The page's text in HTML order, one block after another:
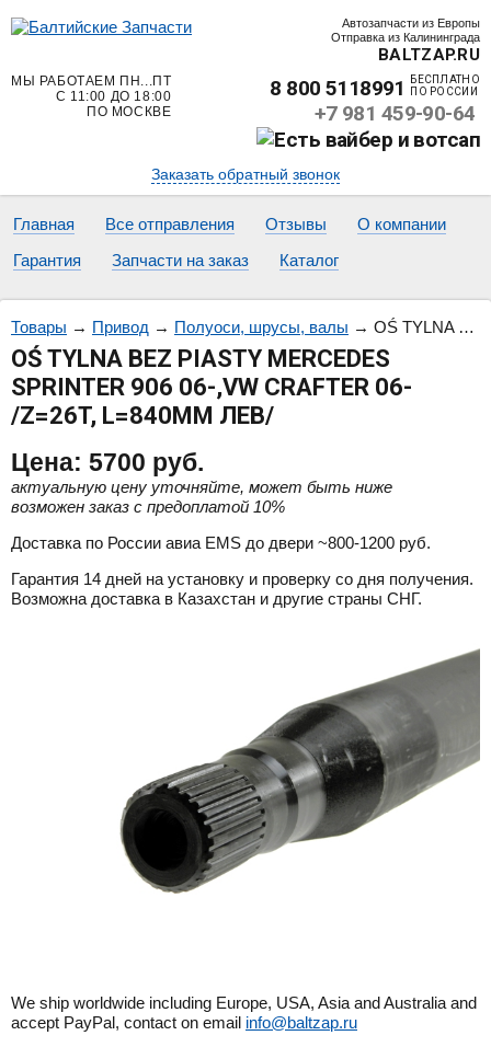
Автозапчасти из Европы
Отправка из Калининграда
BALTZAP.RU
МЫ РАБОТАЕМ ПН...ПТ
С 11:00 ДО 18:00
ПО МОСКВЕ
8 800 5118991
БЕСПЛАТНО
ПО РОССИИ
+7 981 459-90-64
Заказать обратный звонок
Главная Все отправления Отзывы
О компании
Гарантия
Запчасти на заказ Каталог
Товары → Привод → Полуоси, шрусы, валы → OŚ TYLNA BEZ PIASTY MERCEDES SPRINTER 906 06-,VW CRAFTER 06- /Z=26T, L=840MM ЛЕВ/
OŚ TYLNA BEZ PIASTY MERCEDES
SPRINTER 906 06-,VW CRAFTER 06-
/Z=26T, L=840MM ЛЕВ/
Цена: 5700 руб.
актуальную цену уточняйте, может быть ниже
возможен заказ с предоплатой 10%
Доставка по России авиа EMS до двери ~800-1200 руб.
Гарантия 14 дней на установку и проверку со дня получения.
Возможна доставка в Казахстан и другие страны СНГ.
We ship worldwide including Europe, USA, Asia and Australia and
accept PayPal, contact on email info@baltzap.ru